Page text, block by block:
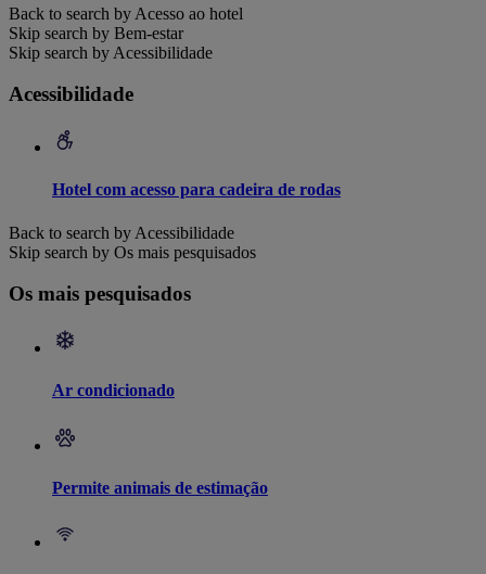
Back to search by Acesso ao hotel
Skip search by Bem-estar
Skip search by Acessibilidade
Acessibilidade
Hotel com acesso para cadeira de rodas
Back to search by Acessibilidade
Skip search by Os mais pesquisados
Os mais pesquisados
Ar condicionado
Permite animais de estimação